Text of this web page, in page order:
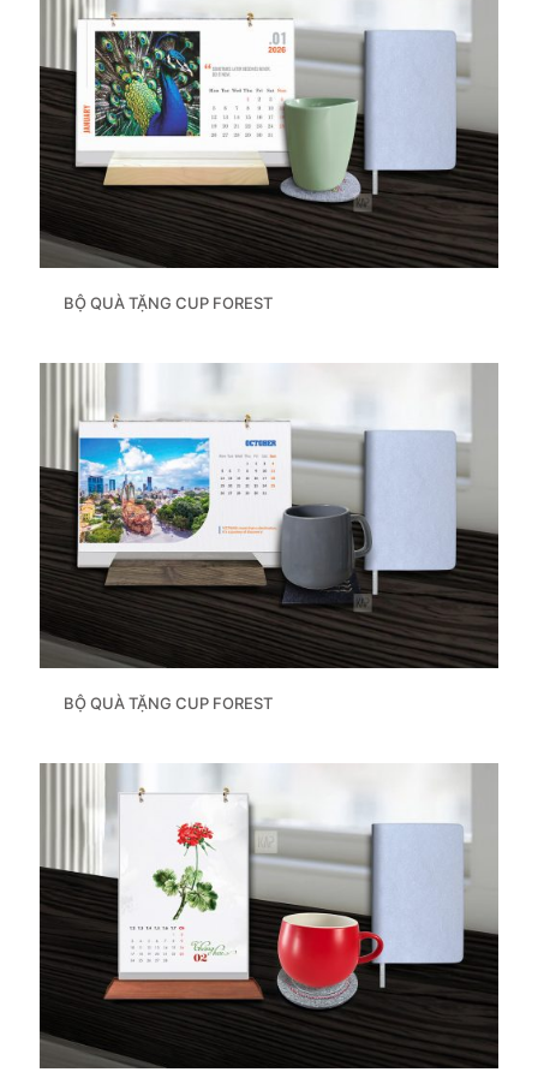
BỘ QUÀ TẶNG CUP FOREST
BỘ QUÀ TẶNG CUP FOREST